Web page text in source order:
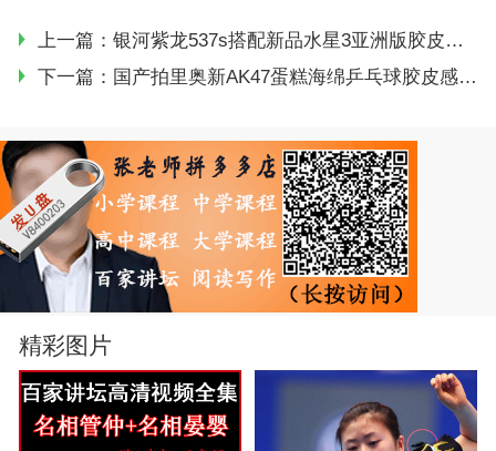
上一篇： 银河紫龙537s搭配新品水星3亚洲版胶皮试打评测
下一篇： 国产拍里奥新AK47蛋糕海绵乒乓球胶皮感受简评
精彩图片